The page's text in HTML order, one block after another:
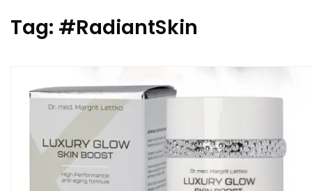
Tag: #RadiantSkin